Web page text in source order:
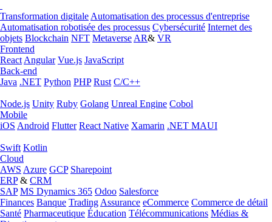
Transformation digitale Automatisation des processus d'entreprise
Automatisation robotisée des processus Cybersécurité Internet des
objets Blockchain NFT Metaverse AR& VR
Frontend
React Angular Vue.js JavaScript
Back-end
Java .NET Python PHP Rust C/C++
Node.js Unity Ruby Golang Unreal Engine Cobol
Mobile
iOS Android Flutter React Native Xamarin .NET MAUI
Swift Kotlin
Cloud
AWS Azure GCP Sharepoint
ERP& CRM
SAP MS Dynamics 365 Odoo Salesforce
Finances Banque Trading Assurance eCommerce Commerce de détail
Santé Pharmaceutique Éducation Télécommunications Médias &